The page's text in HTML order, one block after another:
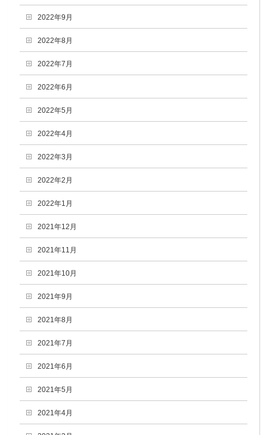
2022年9月
2022年8月
2022年7月
2022年6月
2022年5月
2022年4月
2022年3月
2022年2月
2022年1月
2021年12月
2021年11月
2021年10月
2021年9月
2021年8月
2021年7月
2021年6月
2021年5月
2021年4月